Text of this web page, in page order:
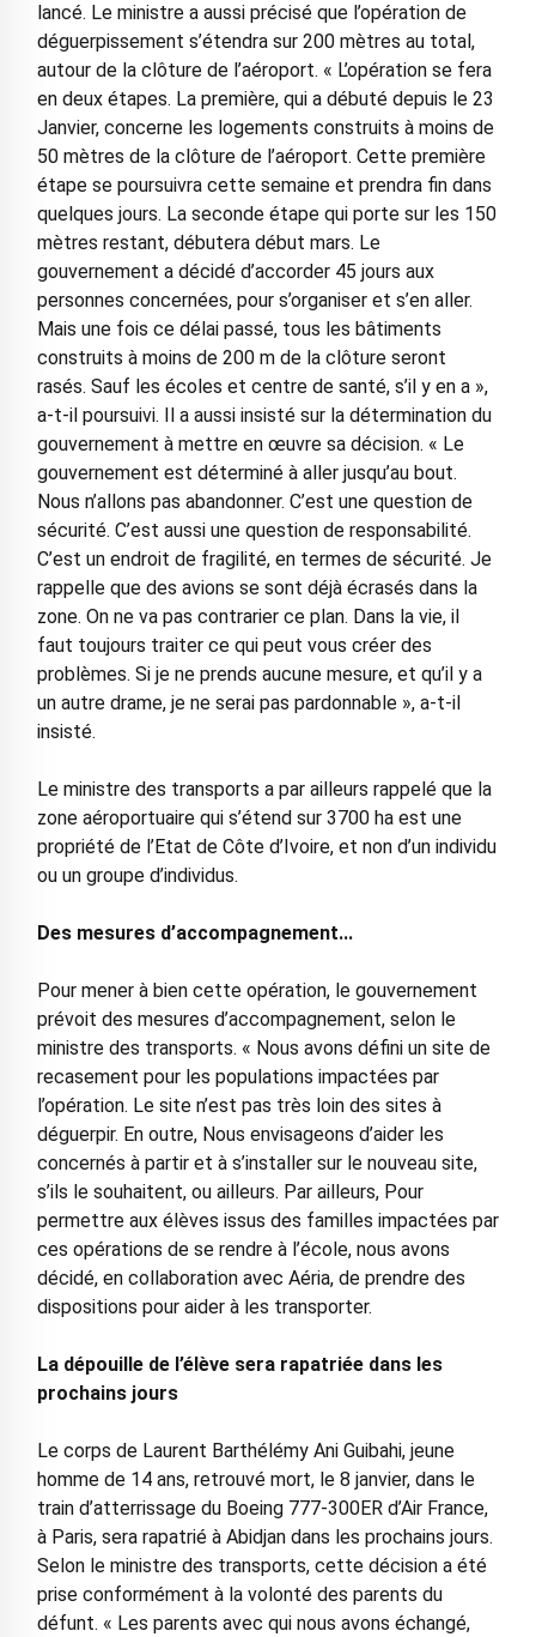
lancé. Le ministre a aussi précisé que l’opération de
déguerpissement s’étendra sur 200 mètres au total,
autour de la clôture de l’aéroport. « L’opération se fera
en deux étapes. La première, qui a débuté depuis le 23
Janvier, concerne les logements construits à moins de
50 mètres de la clôture de l’aéroport. Cette première
étape se poursuivra cette semaine et prendra fin dans
quelques jours. La seconde étape qui porte sur les 150
mètres restant, débutera début mars. Le
gouvernement a décidé d’accorder 45 jours aux
personnes concernées, pour s’organiser et s’en aller.
Mais une fois ce délai passé, tous les bâtiments
construits à moins de 200 m de la clôture seront
rasés. Sauf les écoles et centre de santé, s’il y en a »,
a-t-il poursuivi. Il a aussi insisté sur la détermination du
gouvernement à mettre en œuvre sa décision. « Le
gouvernement est déterminé à aller jusqu’au bout.
Nous n’allons pas abandonner. C’est une question de
sécurité. C’est aussi une question de responsabilité.
C’est un endroit de fragilité, en termes de sécurité. Je
rappelle que des avions se sont déjà écrasés dans la
zone. On ne va pas contrarier ce plan. Dans la vie, il
faut toujours traiter ce qui peut vous créer des
problèmes. Si je ne prends aucune mesure, et qu’il y a
un autre drame, je ne serai pas pardonnable », a-t-il
insisté.
Le ministre des transports a par ailleurs rappelé que la
zone aéroportuaire qui s’étend sur 3700 ha est une
propriété de l’Etat de Côte d’Ivoire, et non d’un individu
ou un groupe d’individus.
Des mesures d’accompagnement...
Pour mener à bien cette opération, le gouvernement
prévoit des mesures d’accompagnement, selon le
ministre des transports. « Nous avons défini un site de
recasement pour les populations impactées par
l’opération. Le site n’est pas très loin des sites à
déguerpir. En outre, Nous envisageons d’aider les
concernés à partir et à s’installer sur le nouveau site,
s’ils le souhaitent, ou ailleurs. Par ailleurs, Pour
permettre aux élèves issus des familles impactées par
ces opérations de se rendre à l’école, nous avons
décidé, en collaboration avec Aéria, de prendre des
dispositions pour aider à les transporter.
La dépouille de l’élève sera rapatriée dans les
prochains jours
Le corps de Laurent Barthélémy Ani Guibahi, jeune
homme de 14 ans, retrouvé mort, le 8 janvier, dans le
train d’atterrissage du Boeing 777-300ER d’Air France,
à Paris, sera rapatrié à Abidjan dans les prochains jours.
Selon le ministre des transports, cette décision a été
prise conformément à la volonté des parents du
défunt. « Les parents avec qui nous avons échangé,